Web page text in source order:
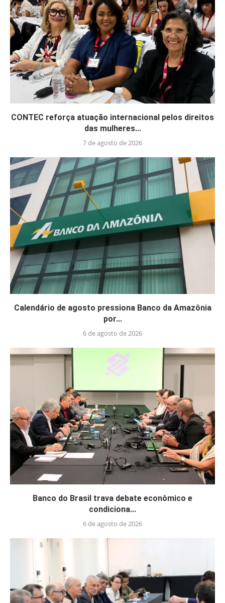
CONTEC reforça atuação internacional pelos direitos
das mulheres...
7 de agosto de 2026
Calendário de agosto pressiona Banco da Amazônia
por...
6 de agosto de 2026
Banco do Brasil trava debate econômico e
condiciona...
6 de agosto de 2026